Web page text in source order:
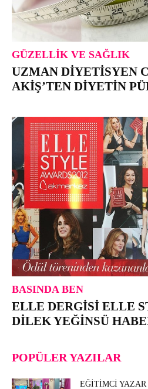
GÜZELLIK VE SAĞLIK
UZMAN DIYETISYEN
AKIŞ’TEN DIYETIN
BASINDA BEN
ELLE DERGISI ELLE
DILEK YEĞINSÜ
POPÜLER YAZILAR
EĞITIMCI